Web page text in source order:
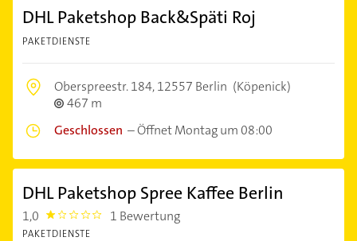
DHL Paketshop Back&Späti Roj
PAKETDIENSTE
Oberspreestr. 184,12557 Berlin (Köpenick)
467 m
Geschlossen –Öffnet Montag um 08:00
DHL Paketshop Spree Kaffee Berlin
1,0 1.0 1 Bewertung
PAKETDIENSTE